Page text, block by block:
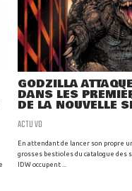
GODZILLA
DANS LES
DE LA NOUVELLE
ACTU VO
En attendant de lancer son propre
grosses bestioles du catalogue des
IDW occupent ...